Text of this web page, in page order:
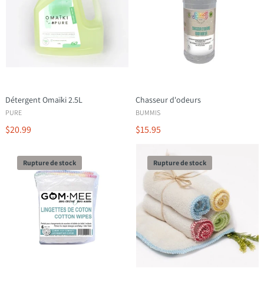
Détergent Omaïki 2.5L
PURE
$20.99
Chasseur d'odeurs
BUMMIS
$15.95
Rupture de stock Rupture de stock